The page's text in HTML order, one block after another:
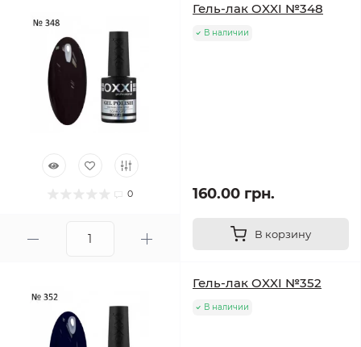
0
Гель-лак OXXI №348
В наличии
160.00 грн.
В корзину
Гель-лак OXXI №352
В наличии